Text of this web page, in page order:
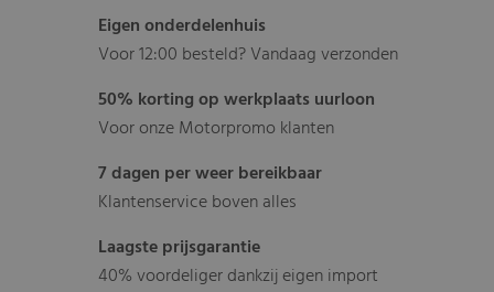
Eigen onderdelenhuis
Voor 12:00 besteld? Vandaag verzonden
50% korting op werkplaats uurloon
Voor onze Motorpromo klanten
7 dagen per weer bereikbaar
Klantenservice boven alles
Laagste prijsgarantie
40% voordeliger dankzij eigen import